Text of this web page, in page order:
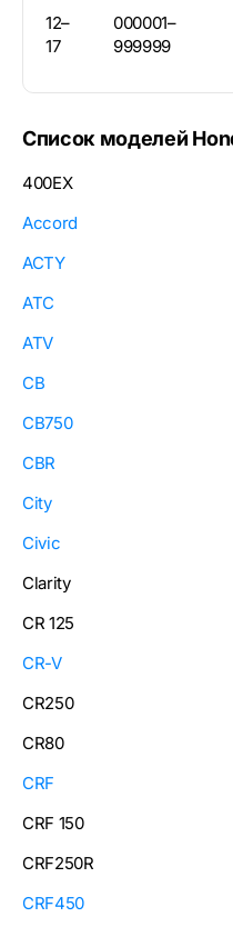
12–
17
000001–
999999
Список моделей
400EX
Accord
ACTY
ATC
ATV
CB
CB750
CBR
City
Civic
Clarity
CR 125
CR-V
CR250
CR80
CRF
CRF 150
CRF250R
CRF450